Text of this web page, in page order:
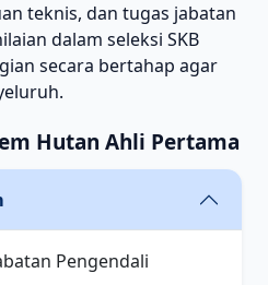
teknis, dan tugas jabatan
dalam seleksi SKB
secara bertahap agar
Hutan Ahli Pertama
Pengendali